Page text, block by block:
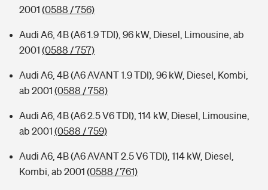
2001 (0588 / 756)
Audi A6, 4B (A6 1.9 TDI), 96 kW, Diesel, Limousine, ab
2001 (0588 / 757)
Audi A6, 4B (A6 AVANT 1.9 TDI), 96 kW, Diesel, Kombi,
ab 2001 (0588 / 758)
Audi A6, 4B (A6 2.5 V6 TDI), 114 kW, Diesel, Limousine,
ab 2001 (0588 / 759)
Audi A6, 4B (A6 AVANT 2.5 V6 TDI), 114 kW, Diesel,
Kombi, ab 2001 (0588 / 761)